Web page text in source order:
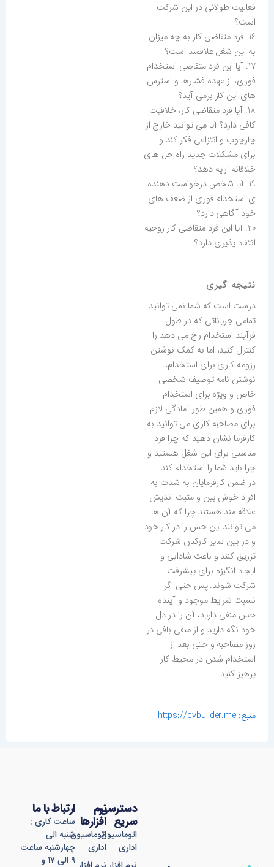
فعالیت طولانی در این شرکت
است؟
16. فرد متقاضی کار به چه میزان
به این شغل علاقمند است؟
17. آیا این فرد متقاضی استخدام
فوری، از عهده فشارها و استرس
های این کار برمی آید؟
18. آیا فرد متقاضی کار، خلاقیت
کافی دارد؟ آیا می توانید خارج از
چارچوب و انتزاعی فکر کند و
برای مشکلات جدید راه حل های
خلاقانه ارایه دهد؟
19. آیا شخص درخواست دهنده
ی استخدام فوری از ضعف های
خود آگاهی دارد؟
20. آیا این فرد متقاضی کار روحیه
انتقاد پذیری دارد؟
نتیجه گیری
درست است که شما نمی توانید
تمامی جریاناتی که در طول
فرآیند استخدام رخ می دهد را
کنترل کنید، اما به کمک نوشتن
رزومه کاری برای استخدام،
نوشتن نامه توصیف شخصی
خاص و ویژه برای استخدام
فوری و همین طور آمادگی لازم
برای مصاحبه کاری می توانید به
کارفرما نشان دهید که چرا فرد
مناسبی برای این شغل هستید و
چرا باید شما را استخدام کند.
در ضمن کارفرمایان به شدت به
افراد خوش بین و مثبت اندیش
علاقه مند هستند چرا که آن ها
می توانند این حس را در کار خود
و در بین سایر کارکنان شرکت
تزریق کنند و باعث شادابی و
ایجاد انگیزه برای پیشرفت
شرکت شوند. پس حتی اگر
نسبت شرایط موجود و آینده
حس منفی دارید، آن را در دل
خود نگه دارید و از منفی بافی در
روز مصاحبه و حتی بعد از
استخدام شدن در محیط کار
پرهیز کنید.
منبع:
نرم
افزارها
اتوماسیون
اداری
دسترسی
سریع
اتوماسیون
اداری
ارتباط با ما
ساعت کاری :
شنبه الی
چهارشنبه ساعت
9 الی 17 و